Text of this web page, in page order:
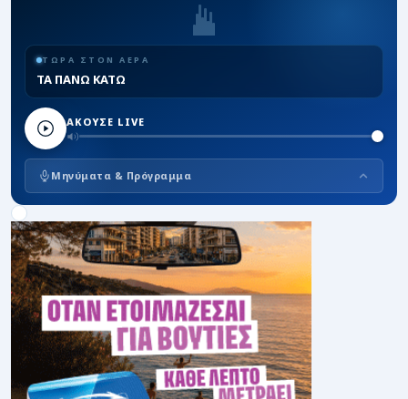
ΤΩΡΑ ΣΤΟΝ ΑΕΡΑ
ΤΑ ΠΑΝΩ ΚΑΤΩ
ΑΚΟΥΣΕ LIVE
Μηνύματα & Πρόγραμμα